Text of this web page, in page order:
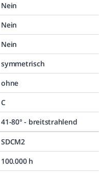
Nein
Nein
Nein
symmetrisch
ohne
C
41-80° - breitstrahlend
SDCM2
100.000 h